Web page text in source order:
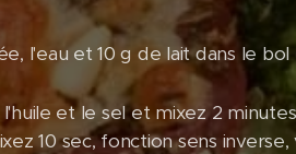
l'eau et 10 g de lait dans le bol
et le sel et mixez 2
10 sec, fonction sens